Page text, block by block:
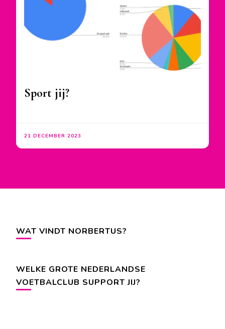
Sport jij?
21 DECEMBER 2023
WAT VINDT NORBERTUS?
WELKE GROTE NEDERLANDSE
VOETBALCLUB SUPPORT JIJ?